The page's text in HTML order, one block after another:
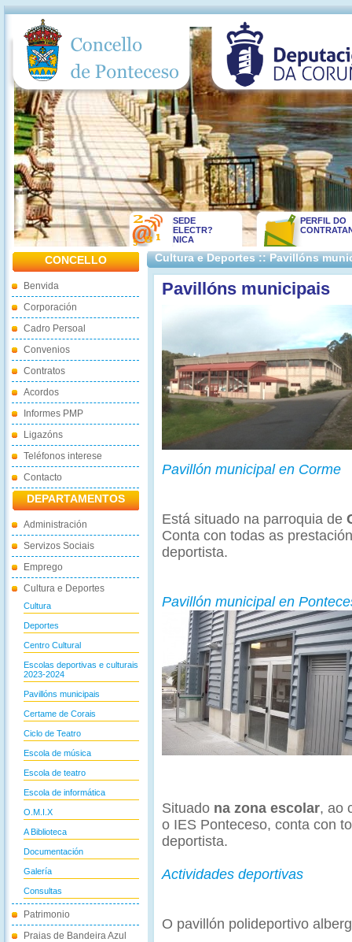
SEDE
ELECTR?
NICA
PERFIL DO
CONCELLO
Benvida
Corporación
Cadro Persoal
Convenios
Contratos
Acordos
Informes PMP
Ligazóns
Teléfonos interese
Contacto
DEPARTAMENTOS
Administración
Servizos Sociais
Emprego
Cultura e Deportes
Cultura
Deportes
Centro Cultural
Escolas deportivas e culturais
2023-2024
Pavillóns municipais
Certame de Corais
Ciclo de Teatro
Escola de música
Escola de teatro
Escola de informática
O.M.I.X
A Biblioteca
Documentación
Galería
Consultas
Patrimonio
Praias de Bandeira Azul
Cultura e Deportes :: Pavillóns
Pavillóns municipais
Pavillón municipal en Corme
Está situado na parroquia de
Conta con todas as
deportista.
Pavillón municipal en
Situado na zona escolar, ao
o IES Ponteceso, conta con
deportista.
Actividades deportivas
O pavillón polideportivo